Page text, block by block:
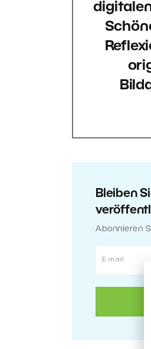
Bleiben
Abonnieren